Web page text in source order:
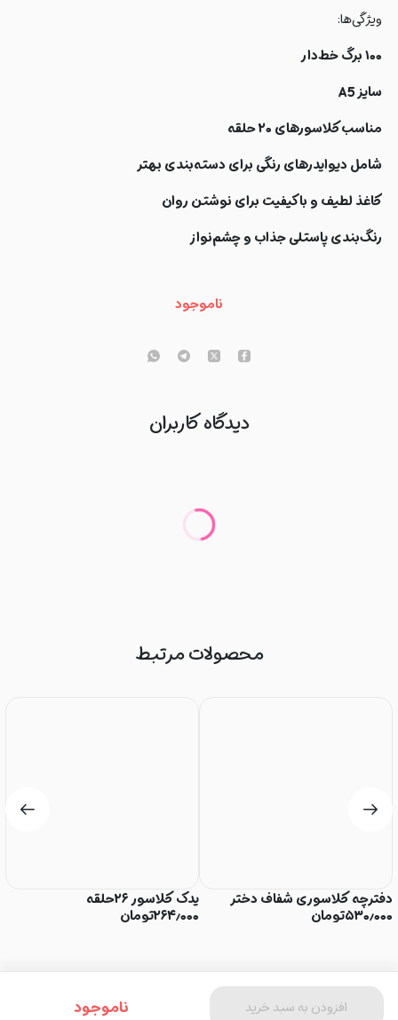
ویژگی‌ها:
۱۰۰ برگ خط‌دار
سایز A5
مناسب کلاسورهای ۲۰ حلقه
شامل دیوایدرهای رنگی برای دسته‌بندی بهتر
کاغذ لطیف و باکیفیت برای نوشتن روان
رنگ‌بندی پاستلی جذاب و چشم‌نواز
ناموجود
افزودن به سبد خرید ناموجود
دیدگاه کاربران
محصولات مرتبط
دفترچه کلاسوری شفاف دختر
۵۳۰٫۰۰۰تومان
یدک کلاسور ۲۶حلقه
۲۶۴٫۰۰۰تومان